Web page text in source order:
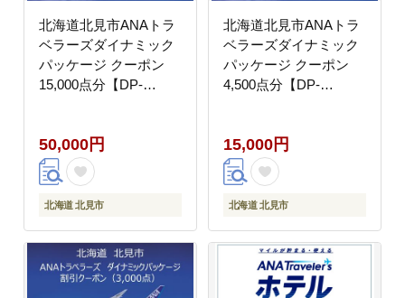
北海道北見市ANAトラ
ベラーズダイナミック
パッケージ クーポン
15,000点分【DP-
50,000円
北海道 北見市
北海道北見市ANAトラ
ベラーズダイナミック
パッケージ クーポン
4,500点分【DP-
15,000円
北海道 北見市